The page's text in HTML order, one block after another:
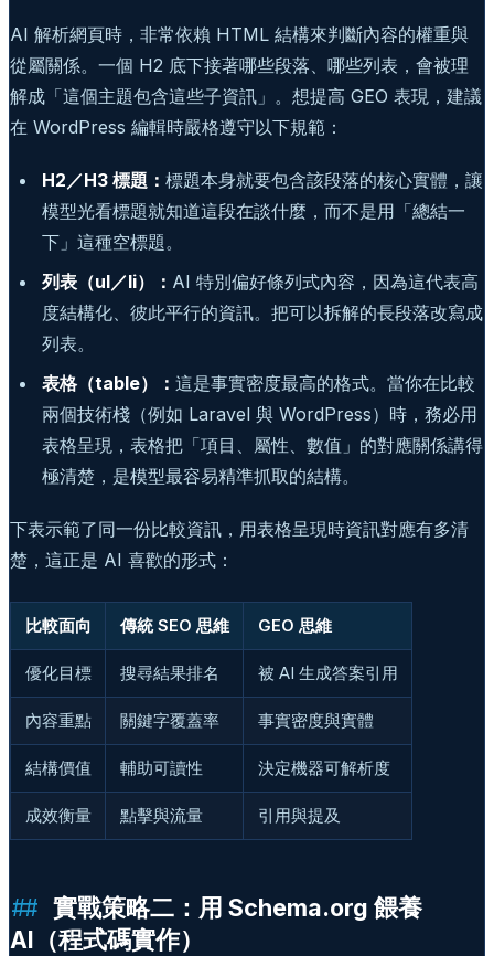
AI 解析網頁時，非常依賴 HTML 結構來判斷內容的權重與
從屬關係。一個 H2 底下接著哪些段落、哪些列表，會被理
解成「這個主題包含這些子資訊」。想提高 GEO 表現，建議
在 WordPress 編輯時嚴格遵守以下規範：
H2／H3 標題： 標題本身就要包含該段落的核心實體，讓
模型光看標題就知道這段在談什麼，而不是用「總結一
下」這種空標題。
列表（ul／li）： AI 特別偏好條列式內容，因為這代表高
度結構化、彼此平行的資訊。把可以拆解的長段落改寫成
列表。
表格（table）： 這是事實密度最高的格式。當你在比較
兩個技術棧（例如 Laravel 與 WordPress）時，務必用
表格呈現，表格把「項目、屬性、數值」的對應關係講得
極清楚，是模型最容易精準抓取的結構。
下表示範了同一份比較資訊，用表格呈現時資訊對應有多清
楚，這正是 AI 喜歡的形式：
比較面向 傳統 SEO 思維 GEO 思維
優化目標 搜尋結果排名 被 AI 生成答案引用
內容重點 關鍵字覆蓋率 事實密度與實體
結構價值 輔助可讀性 決定機器可解析度
成效衡量 點擊與流量 引用與提及
實戰策略二：用 Schema.org 餵養
AI（程式碼實作）